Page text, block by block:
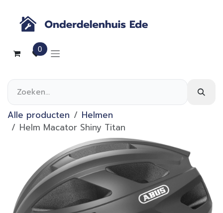
0
Alle producten
Helmen
Helm Macator Shiny Titan